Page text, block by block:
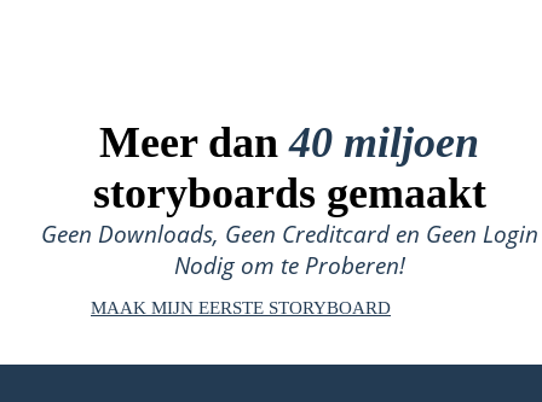
Meer dan40 miljoen
storyboards gemaakt
Geen Downloads, Geen Creditcard en Geen Login
Nodig om te Proberen!
MAAK MIJN EERSTE STORYBOARD